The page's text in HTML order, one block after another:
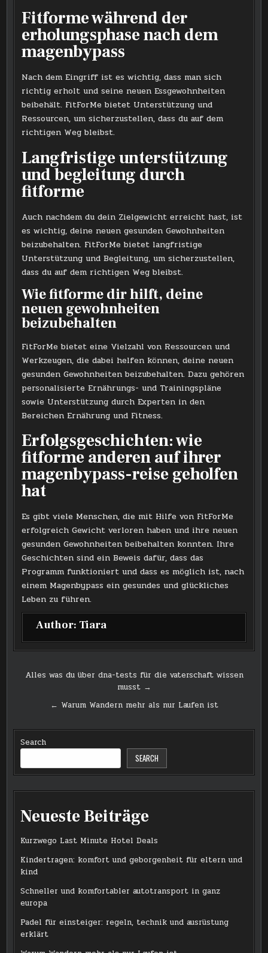
Fitforme während der
erholungsphase nach dem
magenbypass
Nach dem Eingriff ist es wichtig, dass man sich
richtig erholt und seine neuen Essgewohnheiten
beibehält. FitForMe bietet Unterstützung und
Ressourcen, um sicherzustellen, dass du auf dem
richtigen Weg bleibst.
Langfristige unterstützung
und begleitung durch
fitforme
Auch nachdem du dein Zielgewicht erreicht hast, ist
es wichtig, deine neuen gesunden Gewohnheiten
beizubehalten. FitForMe bietet langfristige
Unterstützung und Begleitung, um sicherzustellen,
dass du auf dem richtigen Weg bleibst.
Wie fitforme dir hilft, deine
neuen gewohnheiten
beizubehalten
FitForMe bietet eine Vielzahl von Ressourcen und
Werkzeugen, die dabei helfen können, deine neuen
gesunden Gewohnheiten beizubehalten. Dazu gehören
personalisierte Ernährungs- und Trainingspläne
sowie Unterstützung durch Experten in den
Bereichen Ernährung und Fitness.
Erfolgsgeschichten: wie
fitforme anderen auf ihrer
magenbypass-reise geholfen
hat
Es gibt viele Menschen, die mit Hilfe von FitForMe
erfolgreich Gewicht verloren haben und ihre neuen
gesunden Gewohnheiten beibehalten konnten. Ihre
Geschichten sind ein Beweis dafür, dass das
Programm funktioniert und dass es möglich ist, nach
einem Magenbypass ein gesundes und glückliches
Leben zu führen.
Author: Tiara
Post
Alles was du über dna-tests für die vaterschaft wissen
musst →
← Warum Wandern mehr als nur Laufen ist
Search
SEARCH
Neueste Beiträge
Kurzwego Last Minute Hotel Deals
Kindertragen: komfort und geborgenheit für eltern und
kind
Schneller und komfortabler autotransport in ganz
europa
Padel für einsteiger: regeln, technik und ausrüstung
erklärt